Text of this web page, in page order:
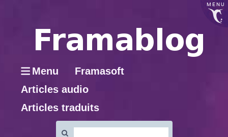
MENU
Menu
Framasoft
Articles audio
Articles traduits